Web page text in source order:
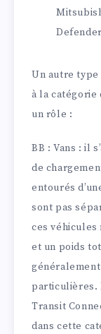
Un autre
à la catégorie
un rôle :
BB : Vans : il
de
entourés
sont pas
ces véhicules
et un poids
particulières.
Transit
dans cette